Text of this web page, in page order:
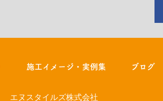
施工イメージ・実例集 ブログ
エヌスタイルズ株式会社